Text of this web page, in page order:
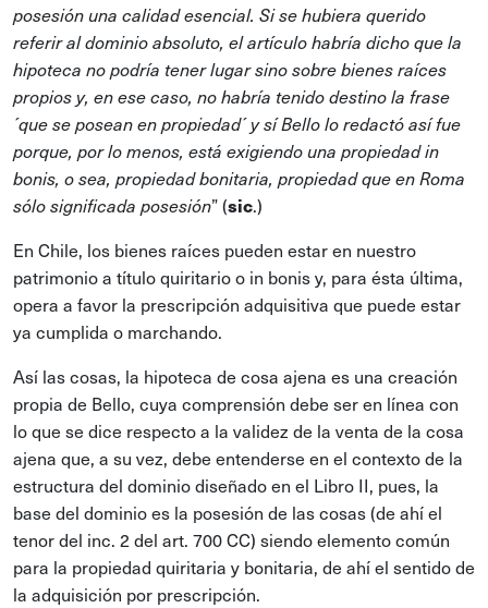
posesión una calidad esencial. Si se hubiera querido
referir al dominio absoluto, el artículo habría dicho que la
hipoteca no podría tener lugar sino sobre bienes raíces
propios y, en ese caso, no habría tenido destino la frase
´que se posean en propiedad´ y sí Bello lo redactó así fue
porque, por lo menos, está exigiendo una propiedad in
bonis, o sea, propiedad bonitaria, propiedad que en Roma
sólo significada posesión” (sic.)
En Chile, los bienes raíces pueden estar en nuestro
patrimonio a título quiritario o in bonis y, para ésta última,
opera a favor la prescripción adquisitiva que puede estar
ya cumplida o marchando.
Así las cosas, la hipoteca de cosa ajena es una creación
propia de Bello, cuya comprensión debe ser en línea con
lo que se dice respecto a la validez de la venta de la cosa
ajena que, a su vez, debe entenderse en el contexto de la
estructura del dominio diseñado en el Libro II, pues, la
base del dominio es la posesión de las cosas (de ahí el
tenor del inc. 2 del art. 700 CC) siendo elemento común
para la propiedad quiritaria y bonitaria, de ahí el sentido de
la adquisición por prescripción.